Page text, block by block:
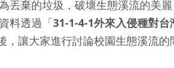
的垃圾，破壞生態溪流的美麗
料透過「31-1-4-1外來入侵種對台
，讓大家進行討論校園生態溪流的